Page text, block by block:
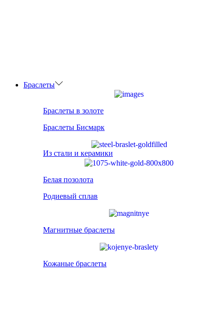
Браслеты
Браслеты в золоте
Браслеты Бисмарк
Из стали и керамики
Белая позолота
Родиевый сплав
Магнитные браслеты
Кожаные браслеты